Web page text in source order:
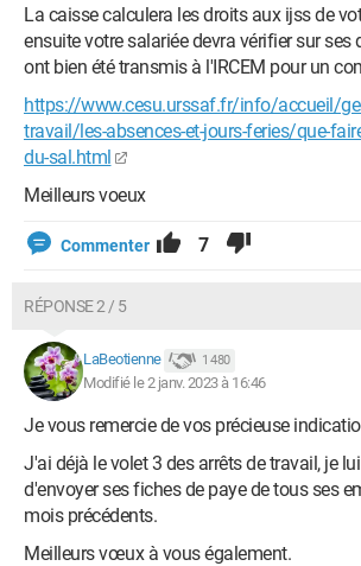
La caisse calculera les droits aux ijss de
ensuite votre salariée devra vérifier sur ses
ont bien été transmis à l'IRCEM pour un
https://www.cesu.urssaf.fr/info/accueil/
travail/les-absences-et-jours-feries/que-
du-sal.html
Meilleurs voeux
Commenter 7
RÉPONSE 2 / 5
LaBeotienne 1 480
Modifié le 2 janv. 2023 à 16:46
Je vous remercie de vos précieuse
J'ai déjà le volet 3 des arrêts de travail, je
d'envoyer ses fiches de paye de tous ses
mois précédents.
Meilleurs vœux à vous également.